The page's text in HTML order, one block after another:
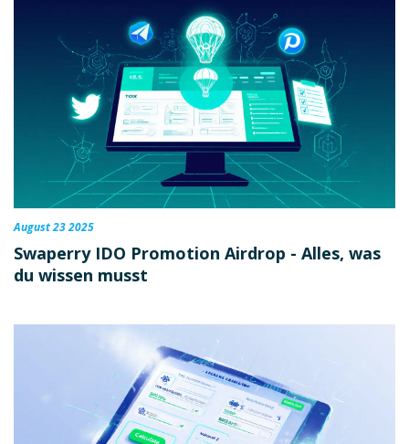
August 23 2025
Swaperry IDO Promotion Airdrop - Alles, was
du wissen musst